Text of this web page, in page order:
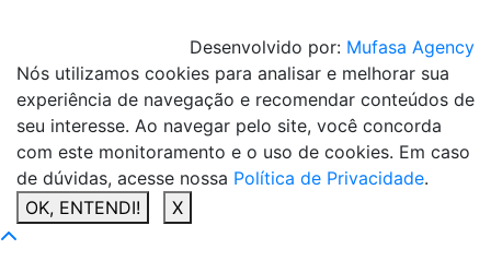
Desenvolvido por: Mufasa Agency
Nós utilizamos cookies para analisar e melhorar sua
experiência de navegação e recomendar conteúdos de
seu interesse. Ao navegar pelo site, você concorda
com este monitoramento e o uso de cookies. Em caso
de dúvidas, acesse nossa Política de Privacidade.
OK, ENTENDI!
X